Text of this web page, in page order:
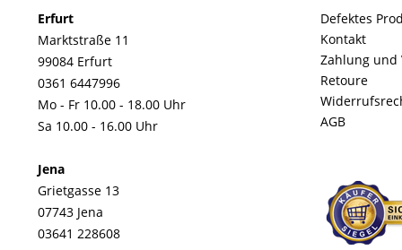
Erfurt
Marktstraße 11
99084 Erfurt
0361 6447996
Mo - Fr 10.00 - 18.00 Uhr
Sa 10.00 - 16.00 Uhr
Jena
Grietgasse 13
07743 Jena
03641 228608
Defektes
Kontakt
Zahlung und
Retoure
AGB